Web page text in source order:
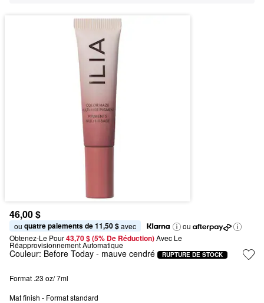
46,00 $
ou quatre paiements de 11,50 $ avec
ou
Obtenez-Le Pour43,70 $ (5% De Réduction) Avec Le
Réapprovisionnement Automatique
Couleur: Before Today - mauve cendré RUPTURE DE STOCK
Format .23 oz/ 7ml
Mat finish - Format standard